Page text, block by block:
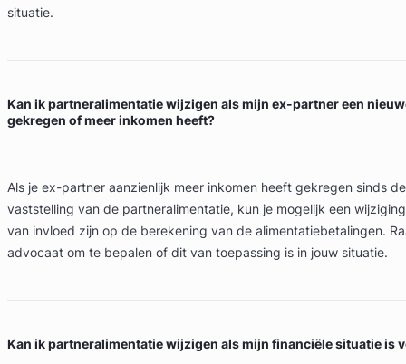
situatie.
Kan ik partneralimentatie wijzigen als mijn ex-partner een
gekregen of meer inkomen heeft?
Als je ex-partner aanzienlijk meer inkomen heeft gekregen sinds
vaststelling van de partneralimentatie, kun je mogelijk een
van invloed zijn op de berekening van de alimentatiebetalingen.
advocaat om te bepalen of dit van toepassing is in jouw situatie.
Kan ik partneralimentatie wijzigen als mijn financiële situatie is